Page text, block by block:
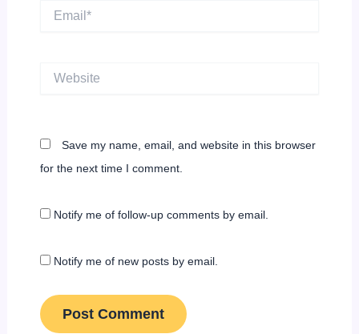
Website
Save my name, email, and website in this browser
for the next time I comment.
Notify me of follow-up comments by email.
Notify me of new posts by email.